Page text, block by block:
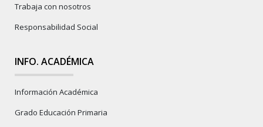
Trabaja con nosotros
Responsabilidad Social
INFO. ACADÉMICA
Información Académica
Grado Educación Primaria